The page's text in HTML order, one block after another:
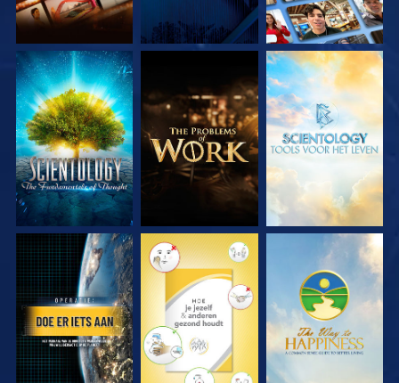
VERKEN DE SERIE VERKEN DE SERIE VERKEN DE SERIE
KIJK KIJK KIJK